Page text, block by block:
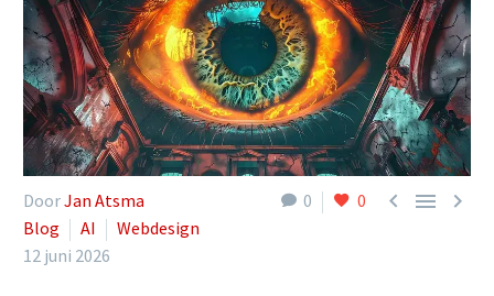
0 0   
DoorJan Atsma
Blog
AI
Webdesign
12 juni 2026